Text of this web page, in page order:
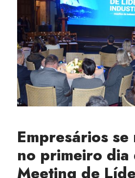
Empresários se
no primeiro dia
Meeting de